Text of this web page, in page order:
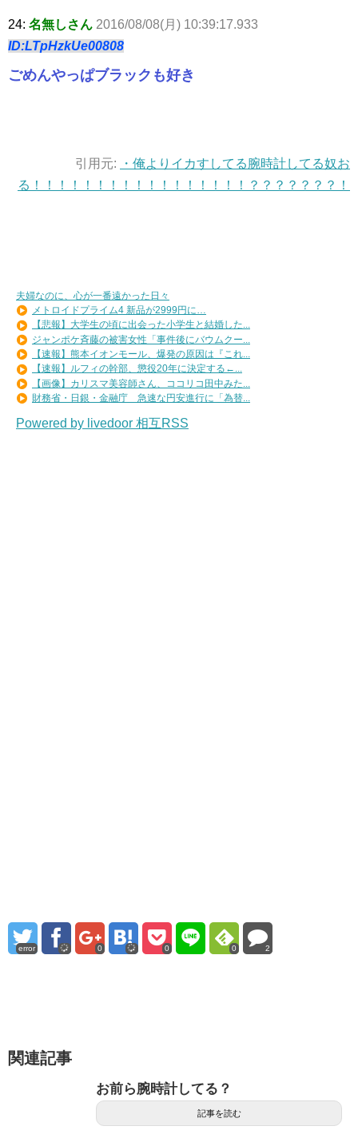
24: 名無しさん 2016/08/08(月) 10:39:17.933
ID:LTpHzkUe00808
ごめんやっぱブラックも好き
引用元:
・俺よりイカすしてる腕時計してる奴お
る！！！！！！！！！！！！！！！！！？？？？？？？！
夫婦なのに、心が一番遠かった日々
メトロイドプライム4 新品が2999円に…
【悲報】大学生の頃に出会った小学生と結婚した...
ジャンポケ斉藤の被害女性「事件後にバウムクー...
【速報】熊本イオンモール、爆発の原因は『これ...
【速報】ルフィの幹部、懲役20年に決定する←...
【画像】カリスマ美容師さん、ココリコ田中みた...
財務省・日銀・金融庁 急速な円安進行に「為替...
Powered by livedoor 相互RSS
error 0 0 0 2
関連記事
お前ら腕時計してる？
記事を読む